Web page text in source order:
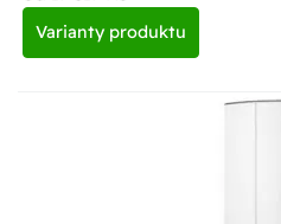
Varianty produktu